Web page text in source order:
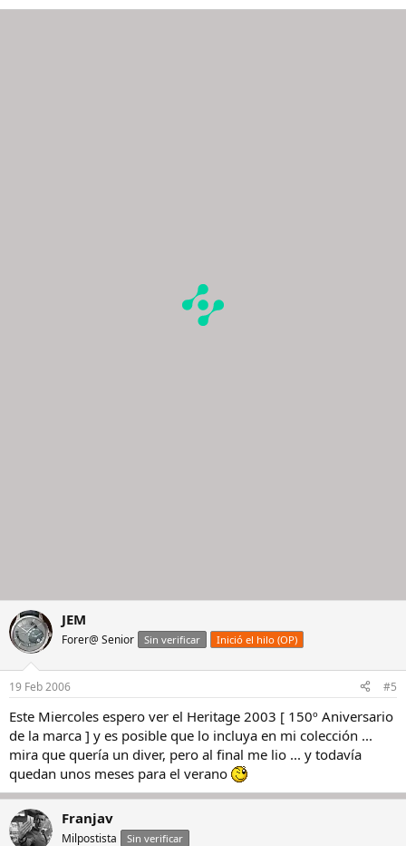
JEM
Forer@ Senior Sin verificar Inició el hilo (OP)
19 Feb 2006 #5
Este Miercoles espero ver el Heritage 2003 [ 150º Aniversario
de la marca ] y es posible que lo incluya en mi colección ...
mira que quería un diver, pero al final me lio ... y todavía
quedan unos meses para el verano
Franjav
Milpostista Sin verificar